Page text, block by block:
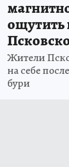
ощутить
Жители
на себе
бури